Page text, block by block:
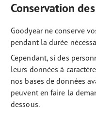
Conservation
Goodyear ne conserve
pendant la durée
Cependant, si des
leurs données à
nos bases de données
peuvent en faire la
dessous.